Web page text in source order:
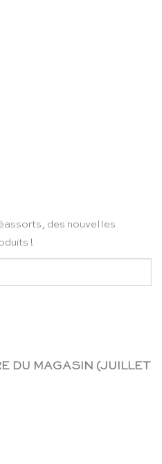
des nouvelles
!
DU MAGASIN (JUILLET